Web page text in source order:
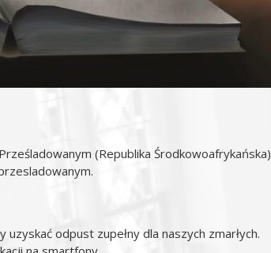
(Republika Środkowoafrykańska)
.
odpust zupełny dla naszych zmarłych.